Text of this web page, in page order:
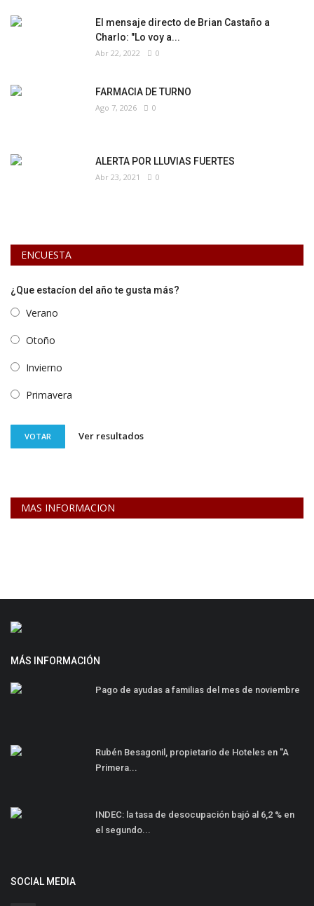
El mensaje directo de Brian Castaño a
Charlo: "Lo voy a...
Abr 22, 2022 0
FARMACIA DE TURNO
Ago 7, 2026 0
ALERTA POR LLUVIAS FUERTES
Abr 23, 2021 0
ENCUESTA
¿Que estacíon del año te gusta más?
Verano
Otoño
Invierno
Primavera
VOTAR Ver resultados
MAS INFORMACION
MÁS INFORMACIÓN
Pago de ayudas a familias del mes de noviembre
Rubén Besagonil, propietario de Hoteles en ''A
Primera...
INDEC: la tasa de desocupación bajó al 6,2 % en
el segundo...
SOCIAL MEDIA